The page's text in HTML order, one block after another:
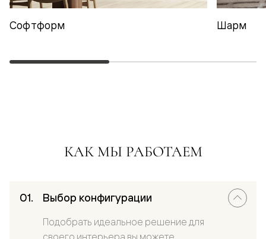
Софтформ Шарм
КАК МЫ РАБОТАЕМ
Выбор конфигурации
Подобрать идеальное решение для
своего интерьера вы можете